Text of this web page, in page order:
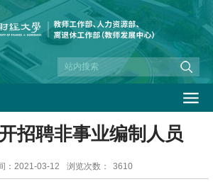
招聘非事业编制人员
：2021-03-12 浏览次数： 3610